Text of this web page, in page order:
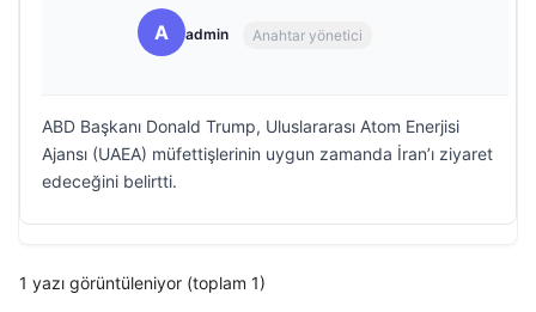
A admin Anahtar yönetici
ABD Başkanı Donald Trump, Uluslararası Atom Enerjisi
Ajansı (UAEA) müfettişlerinin uygun zamanda İran’ı ziyaret
edeceğini belirtti.
1 yazı görüntüleniyor (toplam 1)